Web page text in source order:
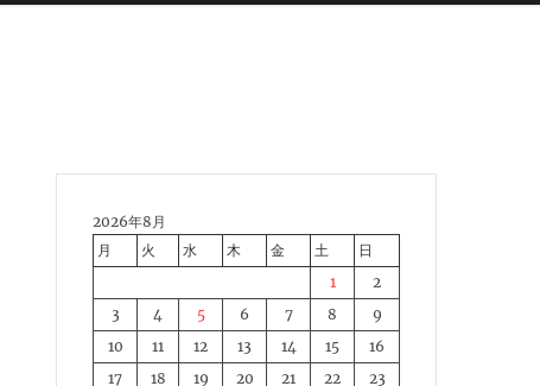
2026年8月
月
火 水 木 金 土
日
1
2
3
4 5 6 7 8
9
10
11 12 13 14 15
16
17
18 19 20 21 22
23